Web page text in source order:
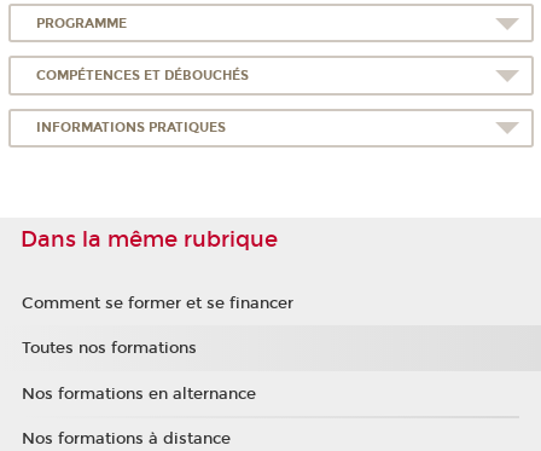
PROGRAMME
COMPÉTENCES ET DÉBOUCHÉS
INFORMATIONS PRATIQUES
Dans la même rubrique
Comment se former et se financer
Toutes nos formations
Nos formations en alternance
Nos formations à distance